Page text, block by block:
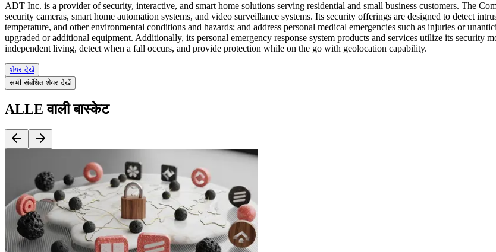
ADT Inc. is a provider of security, interactive, and smart home solutions serving residential and small business customers. The
security cameras, smart home automation systems, and video surveillance systems. Its security offerings are designed to detect
temperature, and other environmental conditions and hazards; and address personal medical emergencies such as injuries or
upgraded or additional equipment. Additionally, its personal emergency response system products and services utilize its security
independent living, detect when a fall occurs, and provide protection while on the go with geolocation capability.
शेयर देखें
सभी संबंधित शेयर देखें
ALLE वाली बास्केट